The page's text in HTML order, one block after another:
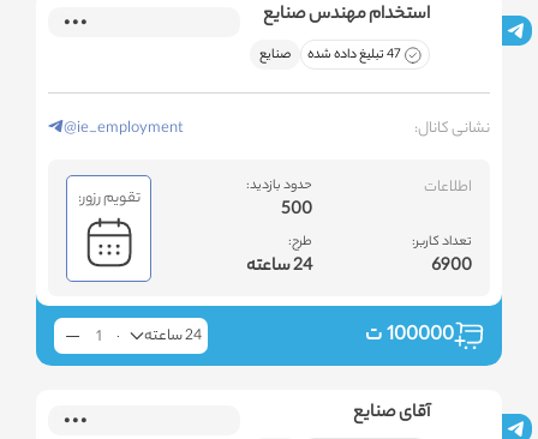
استخدام مهندس صنایع
47 تبلیغ داده شده صنایع
نشانی کانال: @ie_employment
اطلاعات
تعداد کاربر:
6900
حدود بازدید:
500
طرح:
24 ساعته
تقویم رزور:
100000ت 24 ساعته
آقای صنایع